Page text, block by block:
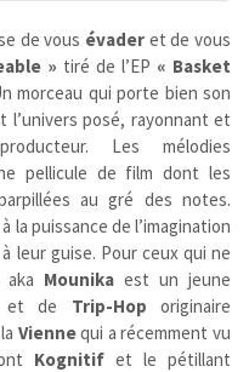
de vous évader et de vous
» tiré de l’EP « Basket
morceau qui porte bien son
l’univers posé, rayonnant et
Les mélodies
pellicule de film dont les
au gré des notes.
la puissance de l’imagination
leur guise. Pour ceux qui ne
aka Mounikaest un jeune
et de Trip-Hop originaire
Viennequi a récemment vu
Kognitif et le pétillant